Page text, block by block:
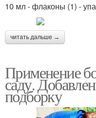
10 мл - флаконы (1) -
читать дальше →
Применение
саду.
подборку